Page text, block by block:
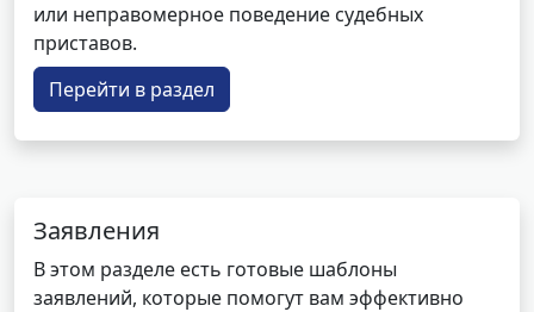
или неправомерное поведение судебных
приставов.
Перейти в раздел
Заявления
В этом разделе есть готовые шаблоны
заявлений, которые помогут вам эффективно